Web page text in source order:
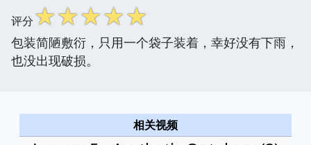
评分☆☆☆☆☆
包装简陋敷衍，只用一个袋子装着，幸好没有下雨，
也没出现破损。
相关视频